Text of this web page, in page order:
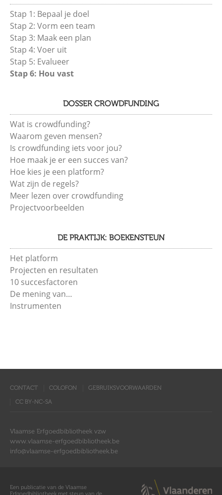
Stap 1: Bepaal je doel
Stap 2: Vorm een team
Stap 3: Maak een plan
Stap 4: Voer uit
Stap 5: Evalueer
Stap 6: Hou vast
DOSSER CROWDFUNDING
Wat is crowdfunding?
Waarom geven mensen?
Is crowdfunding iets voor jou?
Hoe maak je er een succes van?
Hoe kies je een platform?
Wat zijn de regels?
Meer lezen over crowdfunding
Projectvoorbeelden
DE PRAKTIJK: BOEKENSTEUN
Het platform
Projecten en resultaten
10 succesfactoren
De mening van…
Instrumenten
CONTACT COLOFON GEBRUIKSVOORWAARDEN
CC BY-NC-SA
Vlaamse Erfgoedbibliotheek vzw
www.vlaamse-erfgoedbibliotheek.be
info@vlaamse-erfgoedbibliotheek.be
Een publicatie van de Vlaamse